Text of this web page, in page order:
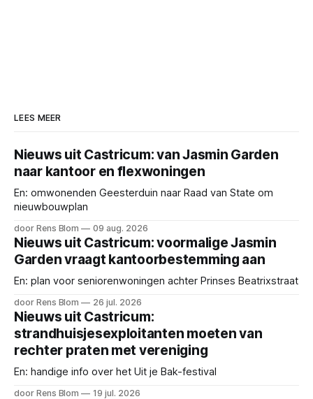
LEES MEER
Nieuws uit Castricum: van Jasmin Garden
naar kantoor en flexwoningen
En: omwonenden Geesterduin naar Raad van State om
nieuwbouwplan
door Rens Blom 09 aug. 2026
Nieuws uit Castricum: voormalige Jasmin
Garden vraagt kantoorbestemming aan
En: plan voor seniorenwoningen achter Prinses Beatrixstraat
door Rens Blom 26 jul. 2026
Nieuws uit Castricum:
strandhuisjesexploitanten moeten van
rechter praten met vereniging
En: handige info over het Uit je Bak-festival
door Rens Blom 19 jul. 2026